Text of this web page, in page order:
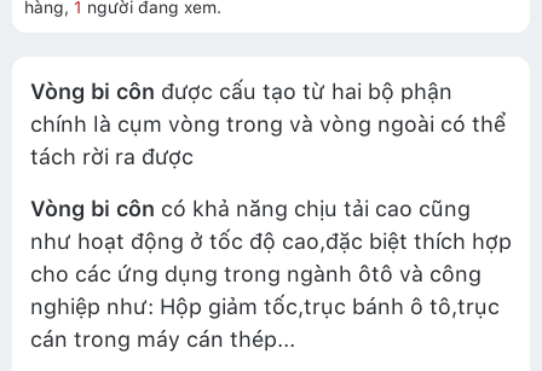
hàng, 1 người đang xem.
Vòng bi côn được cấu tạo từ hai bộ phận
chính là cụm vòng trong và vòng ngoài có thể
tách rời ra được
Vòng bi côn có khả năng chịu tải cao cũng
như hoạt động ở tốc độ cao,đặc biệt thích hợp
cho các ứng dụng trong ngành ôtô và công
nghiệp như: Hộp giảm tốc,trục bánh ô tô,trục
cán trong máy cán thép...